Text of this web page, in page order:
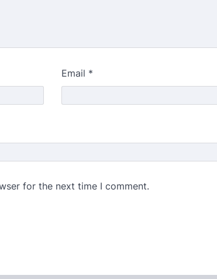
Email *
for the next time I comment.